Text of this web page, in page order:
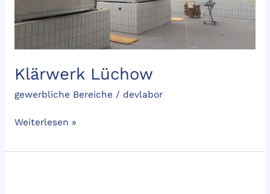
Klärwerk Lüchow
gewerbliche Bereiche / devlabor
Weiterlesen »